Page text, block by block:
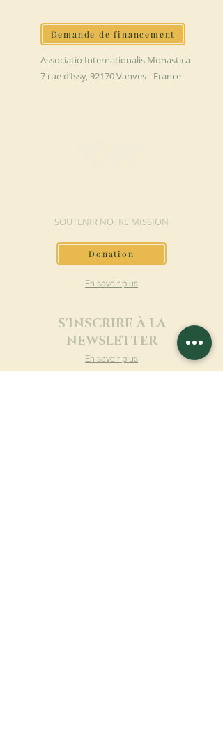
Demande de financement
Associatio Internationalis Monastica
7 rue d’Issy, 92170 Vanves - France
SOUTENIR NOTRE MISSION
Donation
En savoir plus
S'INSCRIRE À LA
NEWSLETTER
En savoir plus